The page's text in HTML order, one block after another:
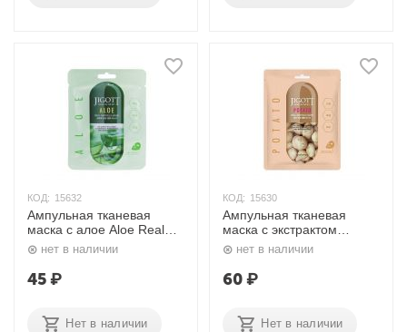
КОД: 15632
Ампульная тканевая
маска с алое Aloe Real
Ampoule Mask 27 гр.
Jigott
нет в наличии
45₽
Нет в наличии
КОД: 15630
Ампульная тканевая
маска с экстрактом
картофеля Potato Real
Ampoule Mask 27 гр.
Jigott
нет в наличии
60₽
Нет в наличии